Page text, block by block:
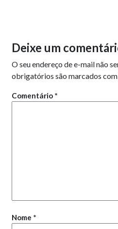
Deixe um
O seu endereço de e-mail não
obrigatórios são marcados com
Comentário *
Nome *